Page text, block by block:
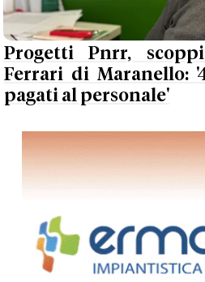
Progetti Pnrr,
Ferrari di Maranello:
pagati al personale'